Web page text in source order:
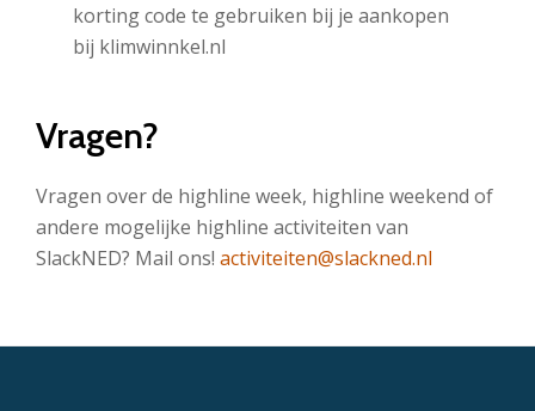
korting code te gebruiken bij je aankopen
bij klimwinnkel.nl
Vragen?
Vragen over de highline week, highline weekend of
andere mogelijke highline activiteiten van
SlackNED? Mail ons! activiteiten@slackned.nl